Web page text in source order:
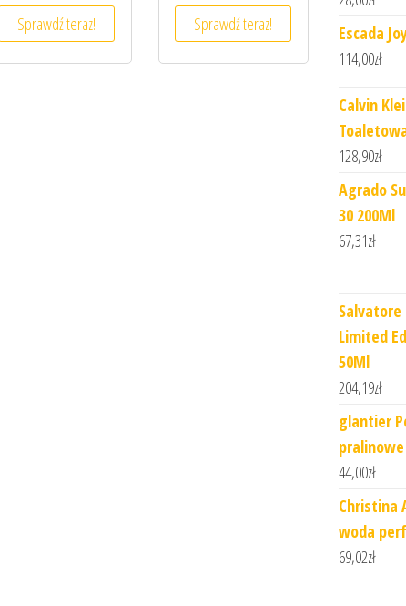
Sprawdź teraz! Sprawdź teraz!
Escada
114,00zł
Calvin
128,90zł
Agrado
30 200Ml
67,31zł
Limited
50Ml
204,19zł
glantier
44,00zł
Christina
woda
69,02zł